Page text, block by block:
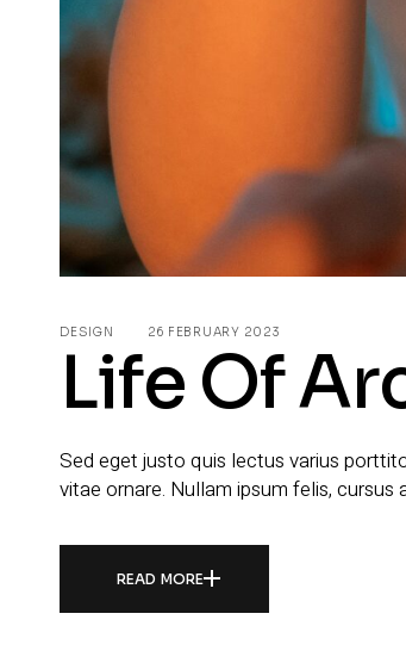
DESIGN 26 FEBRUARY 2023
Life Of
Sed eget justo quis lectus varius
vitae ornare. Nullam ipsum felis, cursus
READ MORE